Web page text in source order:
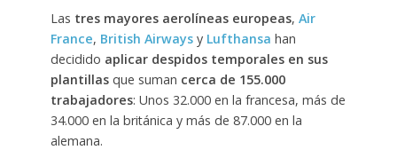
Las tres mayores aerolíneas europeas, Air
France, British Airwaysy Lufthansa han
decidido aplicar despidos temporales en sus
plantillasque suman cerca de 155.000
trabajadores: Unos 32.000 en la francesa, más de
34.000 en la británica y más de 87.000 en la
alemana.